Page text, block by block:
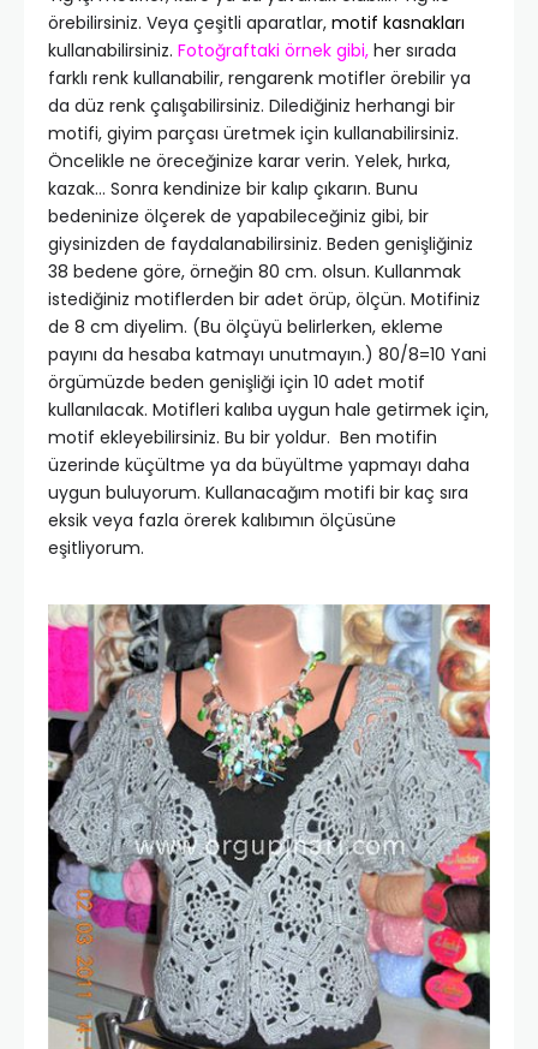
örebilirsiniz. Veya çeşitli aparatlar, motif kasnakları
kullanabilirsiniz. Fotoğraftaki örnek gibi, her sırada
farklı renk kullanabilir, rengarenk motifler örebilir ya
da düz renk çalışabilirsiniz. Dilediğiniz herhangi bir
motifi, giyim parçası üretmek için kullanabilirsiniz.
Öncelikle ne öreceğinize karar verin. Yelek, hırka,
kazak… Sonra kendinize bir kalıp çıkarın. Bunu
bedeninize ölçerek de yapabileceğiniz gibi, bir
giysinizden de faydalanabilirsiniz. Beden genişliğiniz
38 bedene göre, örneğin 80 cm. olsun. Kullanmak
istediğiniz motiflerden bir adet örüp, ölçün. Motifiniz
de 8 cm diyelim. (Bu ölçüyü belirlerken, ekleme
payını da hesaba katmayı unutmayın.) 80/8=10 Yani
örgümüzde beden genişliği için 10 adet motif
kullanılacak. Motifleri kalıba uygun hale getirmek için,
motif ekleyebilirsiniz. Bu bir yoldur. Ben motifin
üzerinde küçültme ya da büyültme yapmayı daha
uygun buluyorum. Kullanacağım motifi bir kaç sıra
eksik veya fazla örerek kalıbımın ölçüsüne
eşitliyorum.